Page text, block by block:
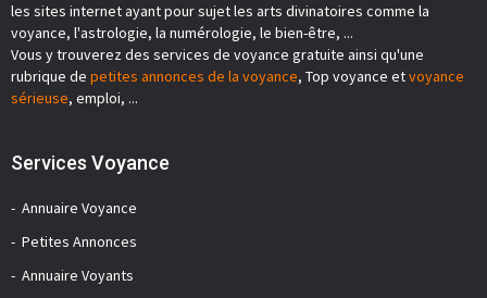
les sites internet ayant pour sujet les arts divinatoires comme la
voyance, l'astrologie, la numérologie, le bien-être, ...
Vous y trouverez des services de voyance gratuite ainsi qu'une
rubrique de petites annonces de la voyance, Top voyance etvoyance
sérieuse, emploi, ...
Services Voyance
Annuaire Voyance
Petites Annonces
Annuaire Voyants